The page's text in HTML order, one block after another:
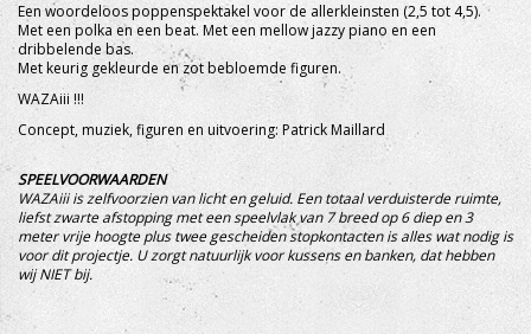
Een woordeloos poppenspektakel voor de allerkleinsten (2,5 tot 4,5).
Met een polka en een beat. Met een mellow jazzy piano en een
dribbelende bas.
Met keurig gekleurde en zot bebloemde figuren.
WAZAiii !!!
Concept, muziek, figuren en uitvoering: Patrick Maillard
SPEELVOORWAARDEN
WAZAiii is zelfvoorzien van licht en geluid. Een totaal verduisterde ruimte,
liefst zwarte afstopping met een speelvlak van 7 breed op 6 diep en 3
meter vrije hoogte plus twee gescheiden stopkontacten is alles wat nodig is
voor dit projectje. U zorgt natuurlijk voor kussens en banken, dat hebben
wij NIET bij.